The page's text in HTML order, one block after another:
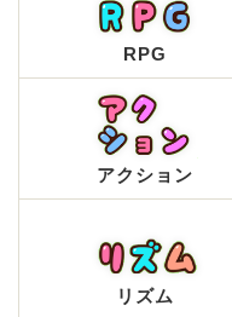
RPG
アクション
リズム